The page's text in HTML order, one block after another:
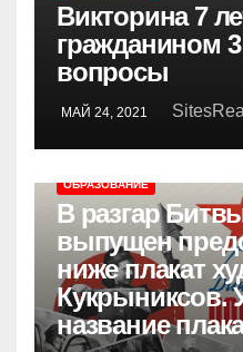
Викторина 7
гражданином
вопросы
МАЙ 24, 2021
ОБРАЗОВАНИЕ
В разгар
выпущен
ниже плакат
Кукрыниксов.
название